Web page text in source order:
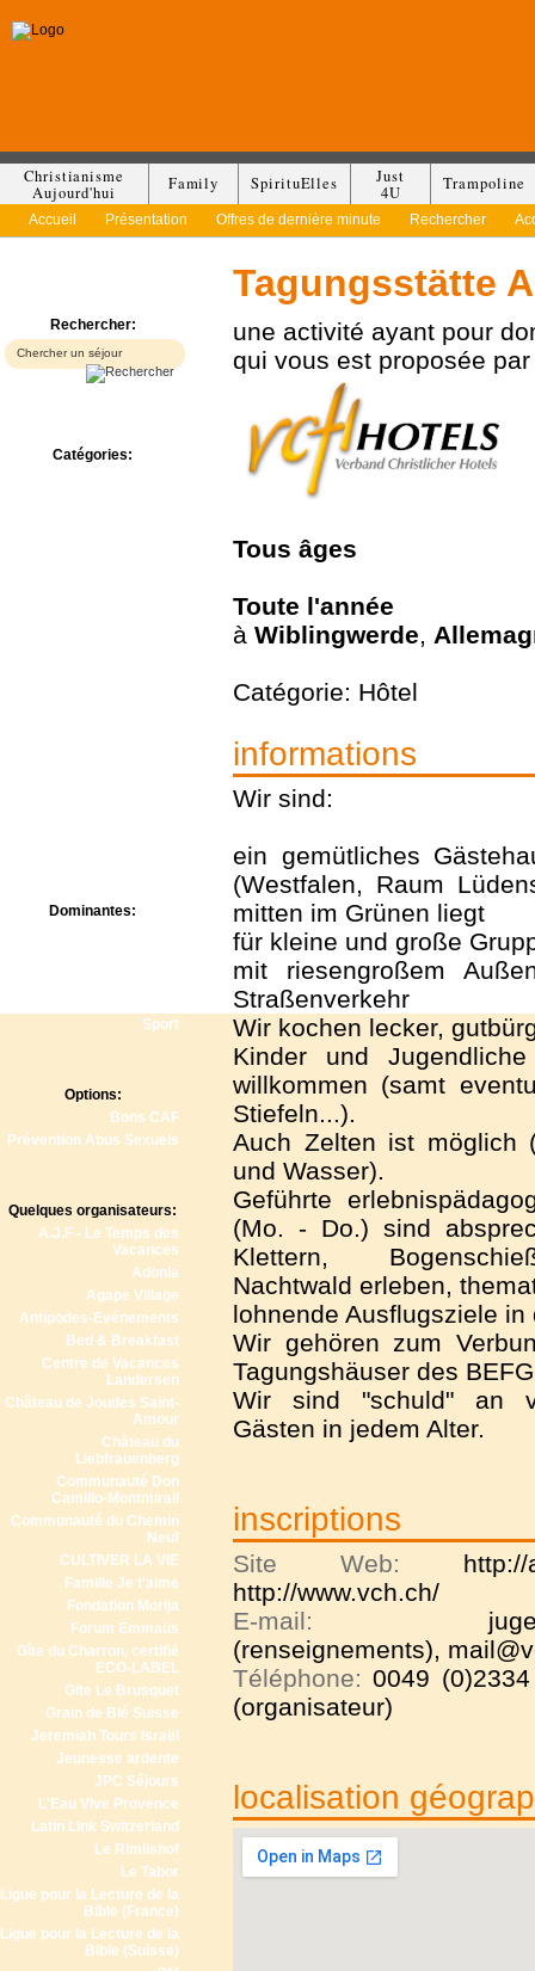
Christianisme
Aujourd'hui
Family SpirituElles
Just
4U
Trampoline
Accueil Présentation Offres de dernière minute Rechercher
Rechercher:
Catégories:
Dominantes:
Sport
Options:
Bons CAF
Prévention Abus Sexuels
Quelques organisateurs:
A.J.F - Le Temps des
Vacances
Adonia
Agape Village
Antipodes-Evénements
Bed & Breakfast
Centre de Vacances
Landersen
Château de Joudes Saint-
Amour
Château du
Liebfrauenberg
Communauté Don
Camillo-Montmirail
Communauté du Chemin
Neuf
CULTIVER LA VIE
Famille Je t'aime
Fondation Morija
Forum Emmaüs
Gîte du Charron, certifié
ECO-LABEL
Gite Le Brusquet
Grain de Blé Suisse
Jeremiah Tours Israël
Jeunesse ardente
JPC Séjours
L'Eau Vive Provence
Latin Link Switzerland
Le Rimlishof
Le Tabor
Ligue pour la Lecture de la
Bible (France)
Ligue pour la Lecture de la
Bible (Suisse)
Tagungsstätte
une activité ayant pour
qui vous est proposée
Tous âges
Toute l'année
à Wiblingwerde,
Catégorie: Hôtel
informations
Wir sind:
ein gemütliches
(Westfalen, Raum
mitten im Grünen liegt
für kleine und große
mit riesengroßem
Straßenverkehr
Wir kochen lecker,
Kinder und
willkommen (samt
Stiefeln...).
Auch Zelten ist möglich
und Wasser).
Geführte
(Mo. - Do.) sind
Klettern,
Nachtwald erleben,
lohnende Ausflugsziele in
Wir gehören zum
Tagungshäuser des
Wir sind "schuld" an
Gästen in jedem Alter.
inscriptions
Site Web: http://
http://www.vch.ch/
E-mail:
(renseignements),
Téléphone:0049
(organisateur)
localisation